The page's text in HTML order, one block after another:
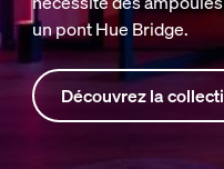
un pont Hue Bridge.
Découvrez la